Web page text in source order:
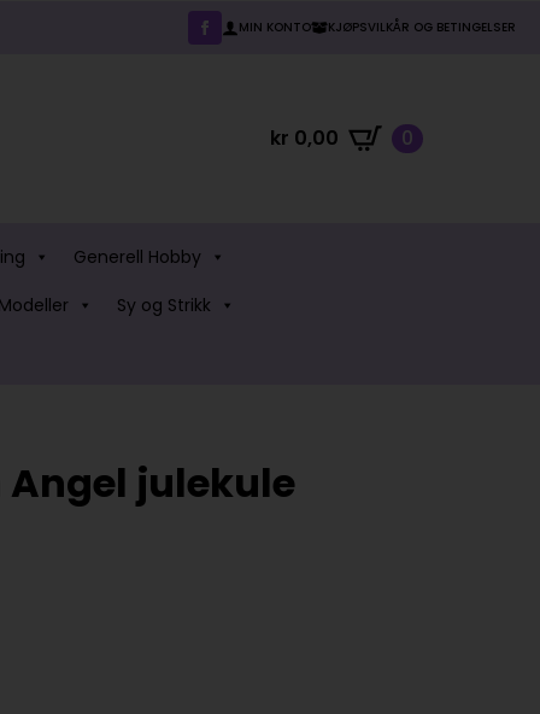
MIN KONTO KJØPSVILKÅR OG BETINGELSER
kr 0,00 0
Generell Hobby
Sy og Strikk
Angel julekule